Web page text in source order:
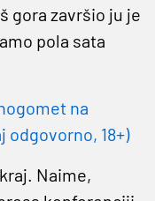
gora završio ju je
pola sata
na
odgovorno, 18+)
Naime,